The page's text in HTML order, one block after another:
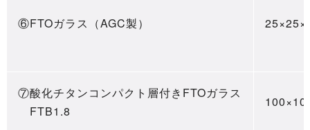
⑥FTOガラス（AGC製）
⑦酸化チタンコンパクト層付きFTOガラス
FTB1.8